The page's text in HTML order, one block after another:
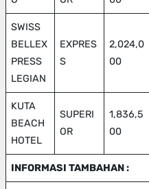
SWISS
BELLEX
PRESS
LEGIAN
EXPRES
S
2,024,0
00
KUTA
BEACH
HOTEL
SUPERI
OR
1,836,5
00
INFORMASI TAMBAHAN :